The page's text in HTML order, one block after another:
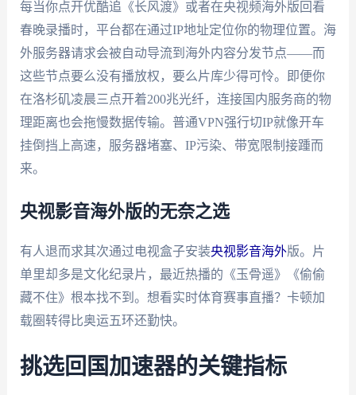
每当你点开优酷追《长风渡》或者在央视频海外版回看
春晚录播时，平台都在通过IP地址定位你的物理位置。海
外服务器请求会被自动导流到海外内容分发节点——而
这些节点要么没有播放权，要么片库少得可怜。即便你
在洛杉矶凌晨三点开着200兆光纤，连接国内服务商的物
理距离也会拖慢数据传输。普通VPN强行切IP就像开车
挂倒挡上高速，服务器堵塞、IP污染、带宽限制接踵而
来。
央视影音海外版的无奈之选
有人退而求其次通过电视盒子安装央视影音海外版。片
单里却多是文化纪录片，最近热播的《玉骨遥》《偷偷
藏不住》根本找不到。想看实时体育赛事直播？卡顿加
载圈转得比奥运五环还勤快。
挑选回国加速器的关键指标